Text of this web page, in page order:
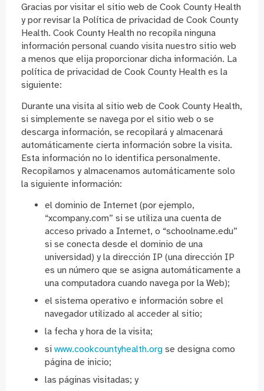
Gracias por visitar el sitio web de Cook County Health
y por revisar la Política de privacidad de Cook County
Health. Cook County Health no recopila ninguna
información personal cuando visita nuestro sitio web
a menos que elija proporcionar dicha información. La
política de privacidad de Cook County Health es la
siguiente:
Durante una visita al sitio web de Cook County Health,
si simplemente se navega por el sitio web o se
descarga información, se recopilará y almacenará
automáticamente cierta información sobre la visita.
Esta información no lo identifica personalmente.
Recopilamos y almacenamos automáticamente solo
la siguiente información:
el dominio de Internet (por ejemplo,
“xcompany.com” si se utiliza una cuenta de
acceso privado a Internet, o “schoolname.edu”
si se conecta desde el dominio de una
universidad) y la dirección IP (una dirección IP
es un número que se asigna automáticamente a
una computadora cuando navega por la Web);
el sistema operativo e información sobre el
navegador utilizado al acceder al sitio;
la fecha y hora de la visita;
si www.cookcountyhealth.orgse designa como
página de inicio;
las páginas visitadas; y